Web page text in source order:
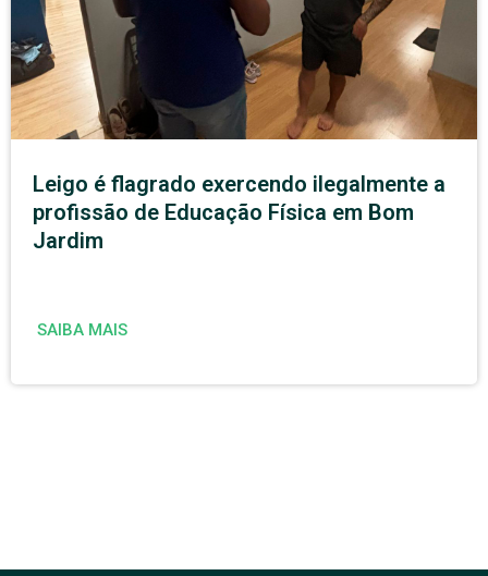
Leigo é flagrado exercendo ilegalmente a
profissão de Educação Física em Bom
Jardim
SAIBA MAIS